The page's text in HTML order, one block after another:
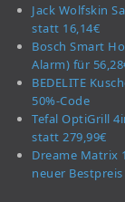
Jack Wolfskin
statt 16,14€
Bosch Smart
Alarm) für
BEDELITE
50%-Code
Tefal OptiGrill
statt 279,99€
Dreame Matrix
neuer